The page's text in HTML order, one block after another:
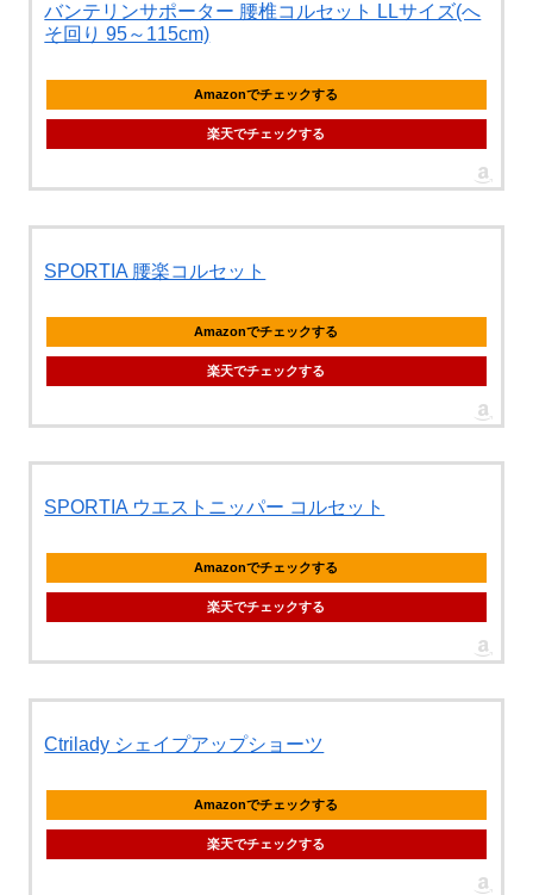
バンテリンサポーター 腰椎コルセット LLサイズ(へ
そ回り 95～115cm)
Amazonでチェックする
楽天でチェックする
SPORTIA 腰楽コルセット
Amazonでチェックする
楽天でチェックする
SPORTIA ウエストニッパー コルセット
Amazonでチェックする
楽天でチェックする
Ctrilady シェイプアップショーツ
Amazonでチェックする
楽天でチェックする